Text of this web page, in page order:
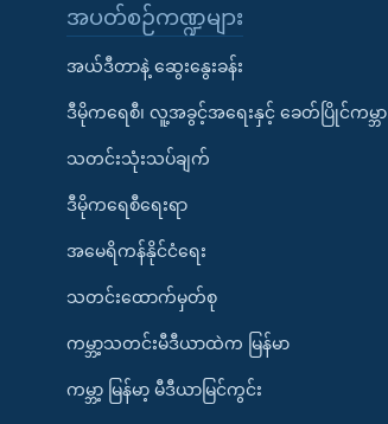
အပတ်စဉ်ကဏ္ဍများ
အယ်ဒီတာနဲ့ ဆွေးနွေးခန်း
ဒီမိုကရေစီ၊ လူ့အခွင့်အရေးနှင့် ခေတ်ပြိုင်ကမ္ဘာ
သတင်းသုံးသပ်ချက်
ဒီမိုကရေစီရေးရာ
အမေရိကန်နိုင်ငံရေး
သတင်းထောက်မှတ်စု
ကမ္ဘာ့သတင်းမီဒီယာထဲက မြန်မာ
ကမ္ဘာ့ မြန်မာ့ မီဒီယာမြင်ကွင်း